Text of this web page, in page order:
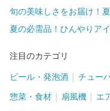
旬の美味しさをお届け！
夏の必需品！ひんやりア
注目のカテゴリ
ビール・発泡酒 チュー
惣菜・食材 扇風機 エ